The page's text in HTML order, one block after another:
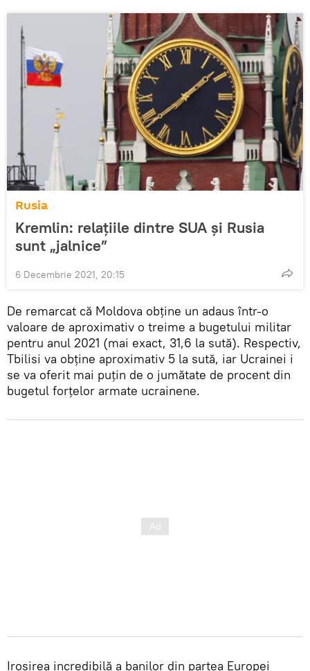
Rusia
Kremlin: relațiile dintre SUA și Rusia
sunt „jalnice”
6 Decembrie 2021, 20:15
De remarcat că Moldova obține un adaus într-o
valoare de aproximativ o treime a bugetului militar
pentru anul 2021 (mai exact, 31,6 la sută). Respectiv,
Tbilisi va obține aproximativ 5 la sută, iar Ucrainei i
se va oferit mai puțin de o jumătate de procent din
bugetul forțelor armate ucrainene.
Irosirea incredibilă a banilor din partea Europei